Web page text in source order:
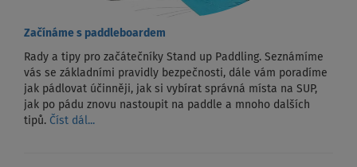
Začínáme s paddleboardem
Rady a tipy pro začátečníky Stand up Paddling. Seznámíme
vás se základními pravidly bezpečnosti, dále vám poradíme
jak pádlovat účinněji, jak si vybírat správná místa na SUP,
jak po pádu znovu nastoupit na paddle a mnoho dalších
tipů. Číst dál...